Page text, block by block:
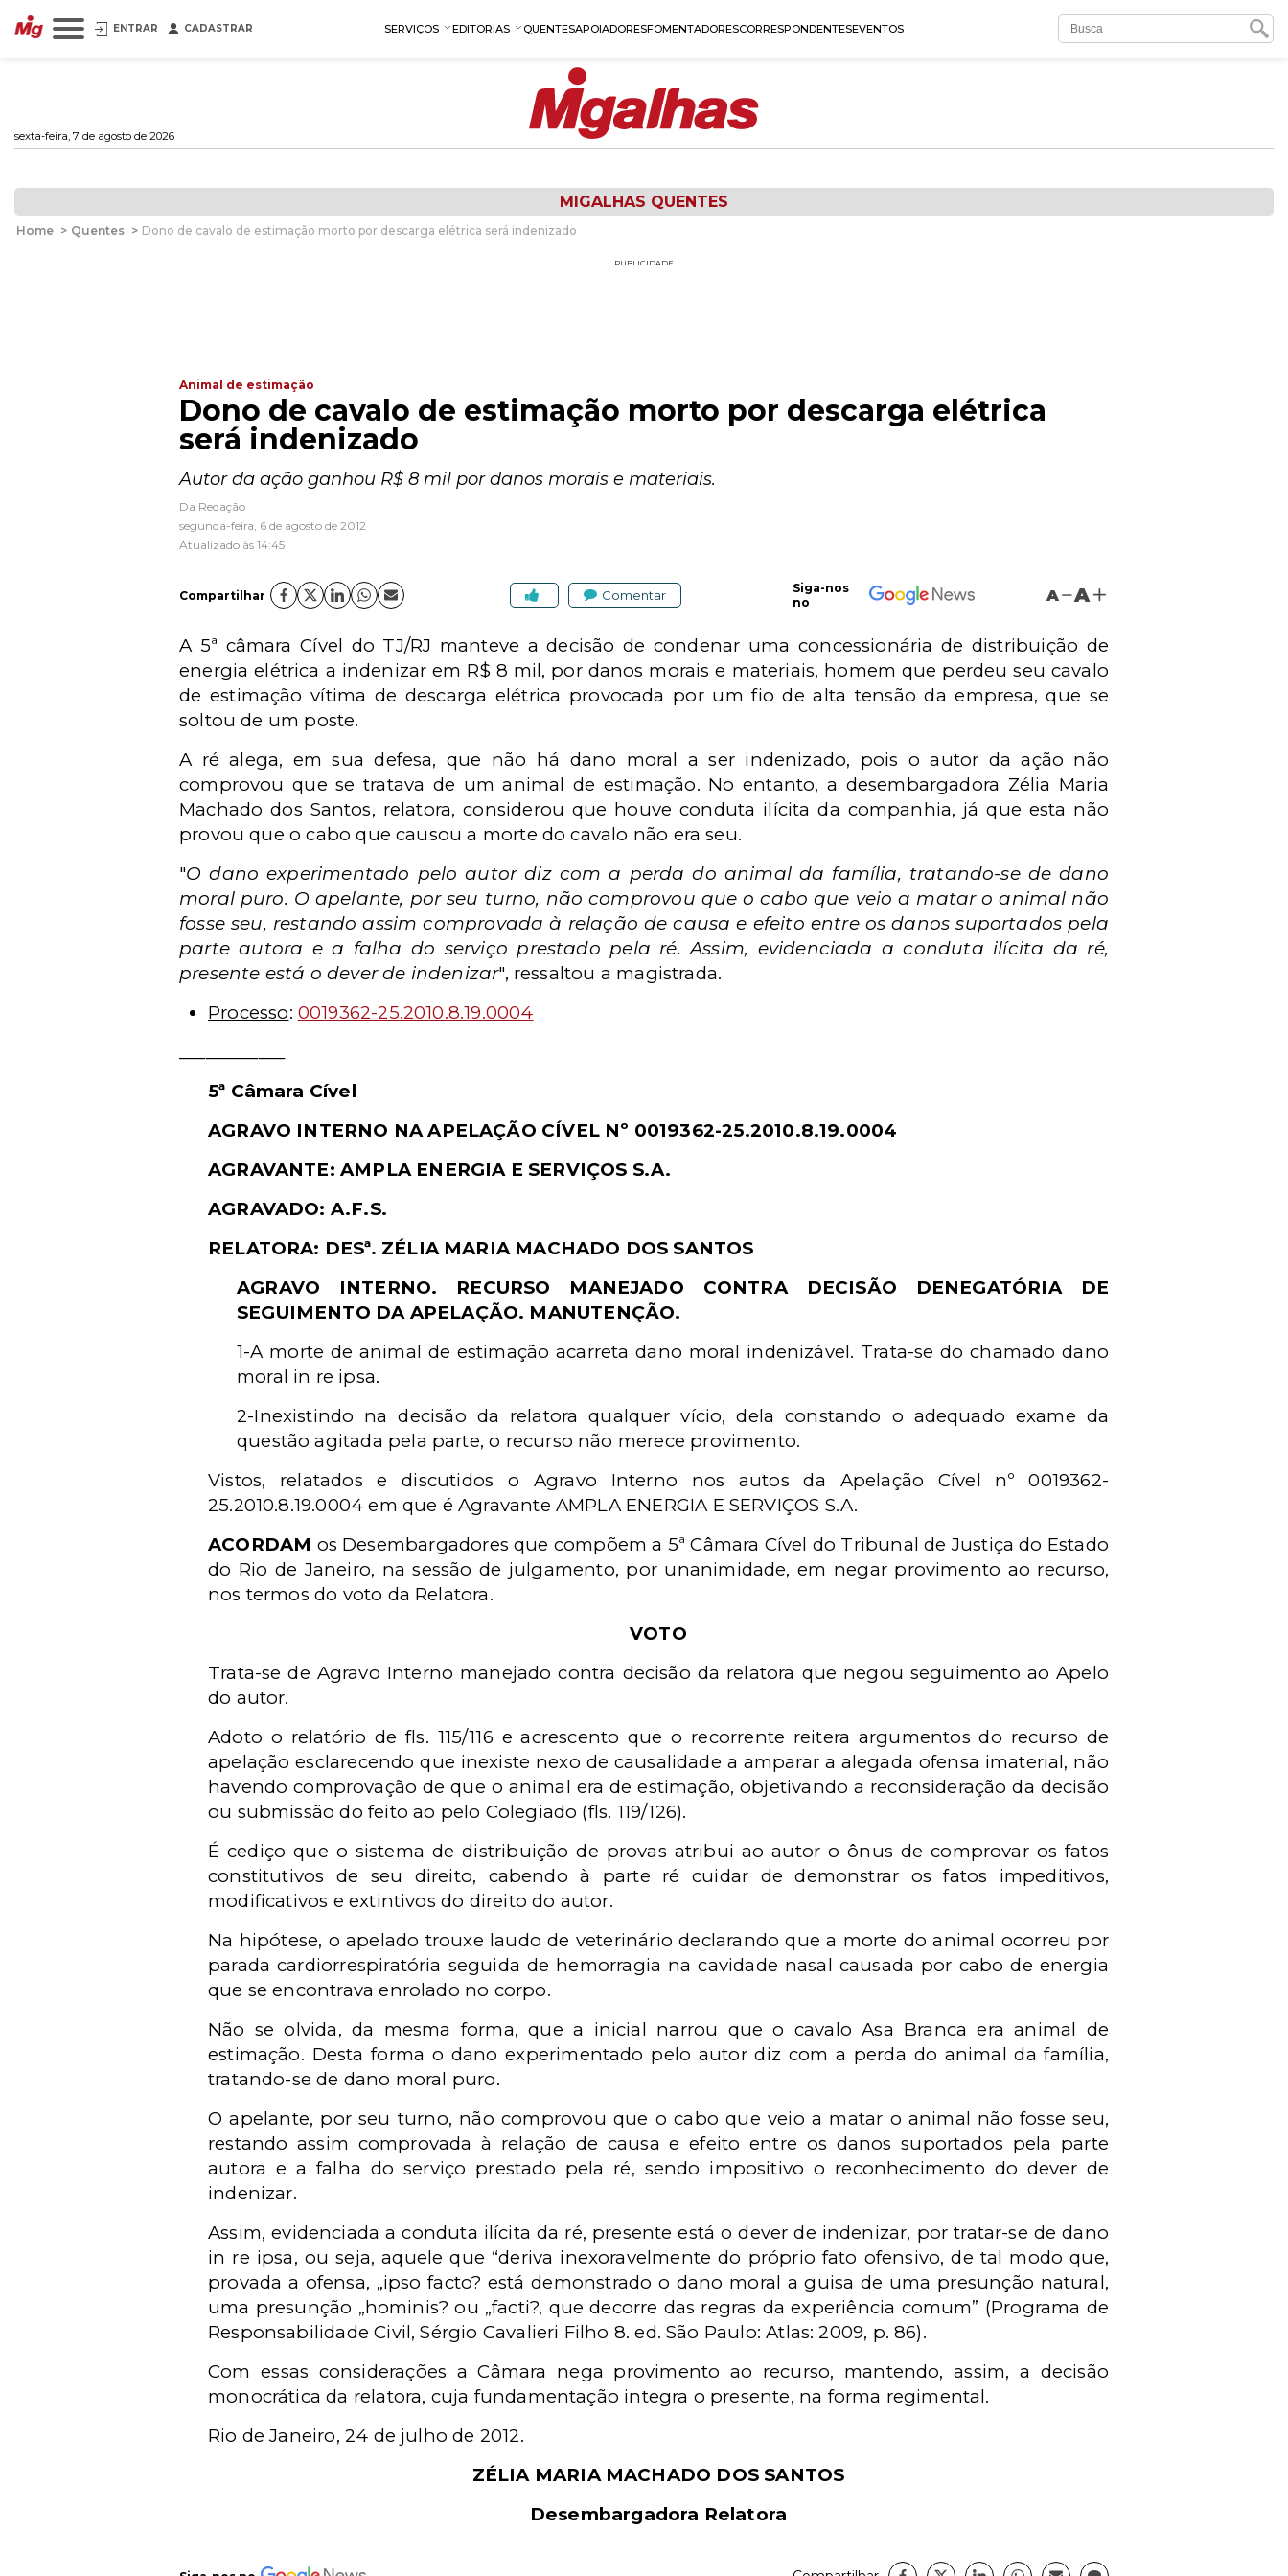
ENTRAR CADASTRAR SERVIÇOS EDITORIAS QUENTESAPOIADORESFOMENTADORESCORRESPONDENTESEVENTOS
sexta-feira, 7 de agosto de 2026
MIGALHAS QUENTES
Home > Quentes > Dono de cavalo de estimação morto por descarga elétrica será indenizado
PUBLICIDADE
Animal de estimação
Dono de cavalo de estimação morto por descarga elétrica
será indenizado
Autor da ação ganhou R$ 8 mil por danos morais e materiais.
Da Redação
segunda-feira, 6 de agosto de 2012
Atualizado às 14:45
Compartilhar Comentar
Siga-nos
no
A A
A 5ª câmara Cível do TJ/RJ manteve a decisão de condenar uma concessionária de distribuição de
energia elétrica a indenizar em R$ 8 mil, por danos morais e materiais, homem que perdeu seu cavalo
de estimação vítima de descarga elétrica provocada por um fio de alta tensão da empresa, que se
soltou de um poste.
A ré alega, em sua defesa, que não há dano moral a ser indenizado, pois o autor da ação não
comprovou que se tratava de um animal de estimação. No entanto, a desembargadora Zélia Maria
Machado dos Santos, relatora, considerou que houve conduta ilícita da companhia, já que esta não
provou que o cabo que causou a morte do cavalo não era seu.
"O dano experimentado pelo autor diz com a perda do animal da família, tratando-se de dano
moral puro. O apelante, por seu turno, não comprovou que o cabo que veio a matar o animal não
fosse seu, restando assim comprovada à relação de causa e efeito entre os danos suportados pela
parte autora e a falha do serviço prestado pela ré. Assim, evidenciada a conduta ilícita da ré,
presente está o dever de indenizar", ressaltou a magistrada.
Processo: 0019362-25.2010.8.19.0004
5ª Câmara Cível
AGRAVO INTERNO NA APELAÇÃO CÍVEL Nº 0019362-25.2010.8.19.0004
AGRAVANTE: AMPLA ENERGIA E SERVIÇOS S.A.
AGRAVADO: A.F.S.
RELATORA: DESª. ZÉLIA MARIA MACHADO DOS SANTOS
AGRAVO INTERNO. RECURSO MANEJADO CONTRA DECISÃO DENEGATÓRIA DE
SEGUIMENTO DA APELAÇÃO. MANUTENÇÃO.
1-A morte de animal de estimação acarreta dano moral indenizável. Trata-se do chamado dano
moral in re ipsa.
2-Inexistindo na decisão da relatora qualquer vício, dela constando o adequado exame da
questão agitada pela parte, o recurso não merece provimento.
Vistos, relatados e discutidos o Agravo Interno nos autos da Apelação Cível nº 0019362-
25.2010.8.19.0004 em que é Agravante AMPLA ENERGIA E SERVIÇOS S.A.
ACORDAM os Desembargadores que compõem a 5ª Câmara Cível do Tribunal de Justiça do Estado
do Rio de Janeiro, na sessão de julgamento, por unanimidade, em negar provimento ao recurso,
nos termos do voto da Relatora.
VOTO
Trata-se de Agravo Interno manejado contra decisão da relatora que negou seguimento ao Apelo
do autor.
Adoto o relatório de fls. 115/116 e acrescento que o recorrente reitera argumentos do recurso de
apelação esclarecendo que inexiste nexo de causalidade a amparar a alegada ofensa imaterial, não
havendo comprovação de que o animal era de estimação, objetivando a reconsideração da decisão
ou submissão do feito ao pelo Colegiado (fls. 119/126).
É cediço que o sistema de distribuição de provas atribui ao autor o ônus de comprovar os fatos
constitutivos de seu direito, cabendo à parte ré cuidar de demonstrar os fatos impeditivos,
modificativos e extintivos do direito do autor.
Na hipótese, o apelado trouxe laudo de veterinário declarando que a morte do animal ocorreu por
parada cardiorrespiratória seguida de hemorragia na cavidade nasal causada por cabo de energia
que se encontrava enrolado no corpo.
Não se olvida, da mesma forma, que a inicial narrou que o cavalo Asa Branca era animal de
estimação. Desta forma o dano experimentado pelo autor diz com a perda do animal da família,
tratando-se de dano moral puro.
O apelante, por seu turno, não comprovou que o cabo que veio a matar o animal não fosse seu,
restando assim comprovada à relação de causa e efeito entre os danos suportados pela parte
autora e a falha do serviço prestado pela ré, sendo impositivo o reconhecimento do dever de
indenizar.
Assim, evidenciada a conduta ilícita da ré, presente está o dever de indenizar, por tratar-se de dano
in re ipsa, ou seja, aquele que “deriva inexoravelmente do próprio fato ofensivo, de tal modo que,
provada a ofensa, „ipso facto? está demonstrado o dano moral a guisa de uma presunção natural,
uma presunção „hominis? ou „facti?, que decorre das regras da experiência comum” (Programa de
Responsabilidade Civil, Sérgio Cavalieri Filho 8. ed. São Paulo: Atlas: 2009, p. 86).
Com essas considerações a Câmara nega provimento ao recurso, mantendo, assim, a decisão
monocrática da relatora, cuja fundamentação integra o presente, na forma regimental.
Rio de Janeiro, 24 de julho de 2012.
ZÉLIA MARIA MACHADO DOS SANTOS
Desembargadora Relatora